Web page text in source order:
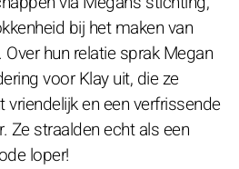
bij het maken van
hun relatie sprak Megan
voor Klay uit, die ze
en een verfrissende
Ze straalden echt als een
loper!